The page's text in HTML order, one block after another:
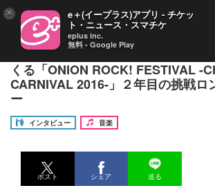
千葉の海でパンクロックのお祭！
くる「ONION ROCK! FESTIVAL -
CARNIVAL 2016-」２年目の挑戦ロ
ー
インタビュー
音楽
ポスト シェア 送る
× e＋(イープラス)アプリ - チケッ
ト・ニュース・スマチケ
eplus inc.
無料 - Google Play